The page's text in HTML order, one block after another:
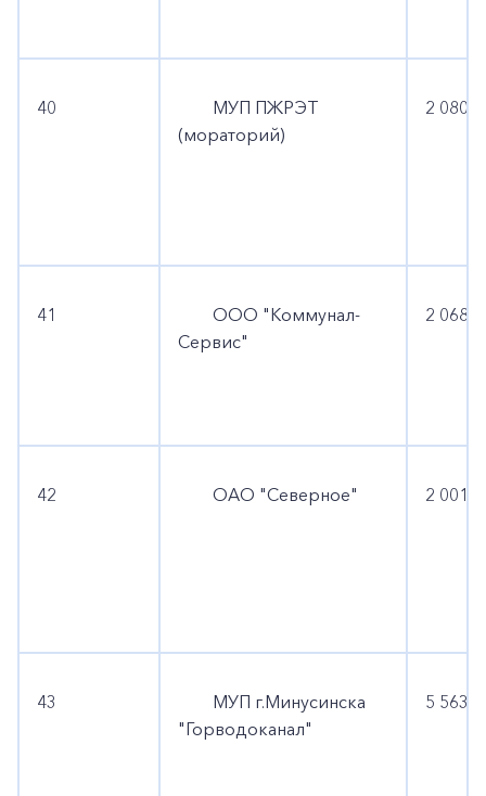
40
МУП ПЖРЭТ
(мораторий)
2 080
41
ООО "Коммунал-
Сервис"
2 068
42 ОАО "Северное" 2 001
43
МУП г.Минусинска
"Горводоканал"
5 563